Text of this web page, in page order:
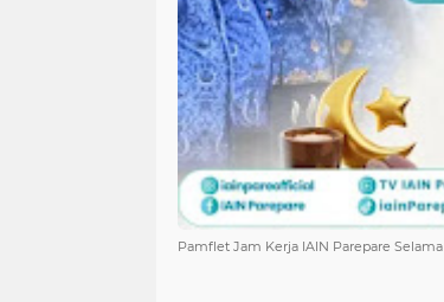
Pamflet Jam Kerja IAIN Parepare